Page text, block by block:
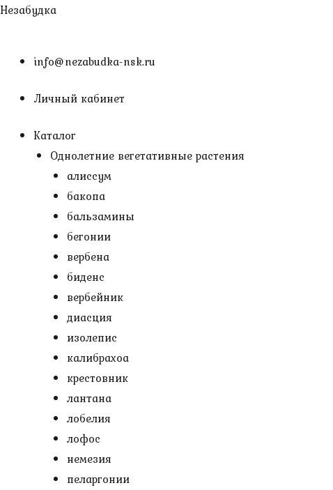
Перейти
Незабудка
info@nezabudka-nsk.ru
Личный кабинет
Каталог
Однолетние вегетативные растения
алиссум
бакопа
бальзамины
бегонии
вербена
биденс
вербейник
диасция
изолепис
калибрахоа
крестовник
лантана
лобелия
лофос
немезия
пеларгонии